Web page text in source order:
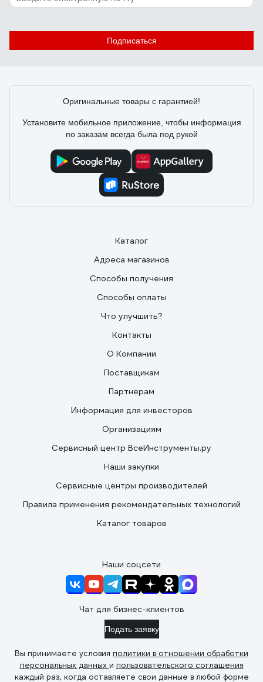
Подписаться
Оригинальные товары с гарантией!
Установите мобильное приложение, чтобы информация
по заказам всегда была под рукой
Каталог
Адреса магазинов
Способы получения
Способы оплаты
Что улучшить?
Контакты
О Компании
Поставщикам
Партнерам
Информация для инвесторов
Организациям
Сервисный центр ВсеИнструменты.ру
Наши закупки
Сервисные центры производителей
Правила применения рекомендательных технологий
Каталог товаров
Наши соцсети
Чат для бизнес-клиентов
Подать заявку
Вы принимаете условия политики в отношении обработки
персональных данных и пользовательского соглашения
каждый раз, когда оставляете свои данные в любой форме